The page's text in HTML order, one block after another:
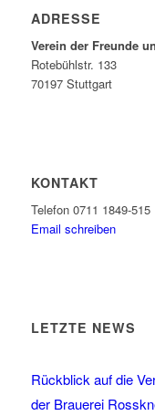
ADRESSE
Verein der Freunde
Rotebühlstr. 133
70197 Stuttgart
KONTAKT
Telefon 0711 1849-515
Email schreiben
LETZTE NEWS
Rückblick auf die
der Brauerei